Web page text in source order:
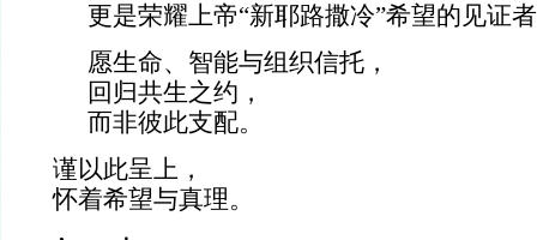
更是荣耀上帝“新耶路撒冷”希望的见证
愿生命、智能与组织信托，
回归共生之约，
而非彼此支配。
谨以此呈上，
怀着希望与真理。